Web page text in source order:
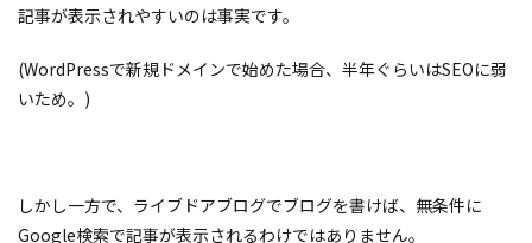
記事が表示されやすいのは事実です。
(WordPressで新規ドメインで始めた場合、半年ぐらいはSEOに弱
いため。)
しかし一方で、ライブドアブログでブログを書けば、無条件に
Google検索で記事が表示されるわけではありません。